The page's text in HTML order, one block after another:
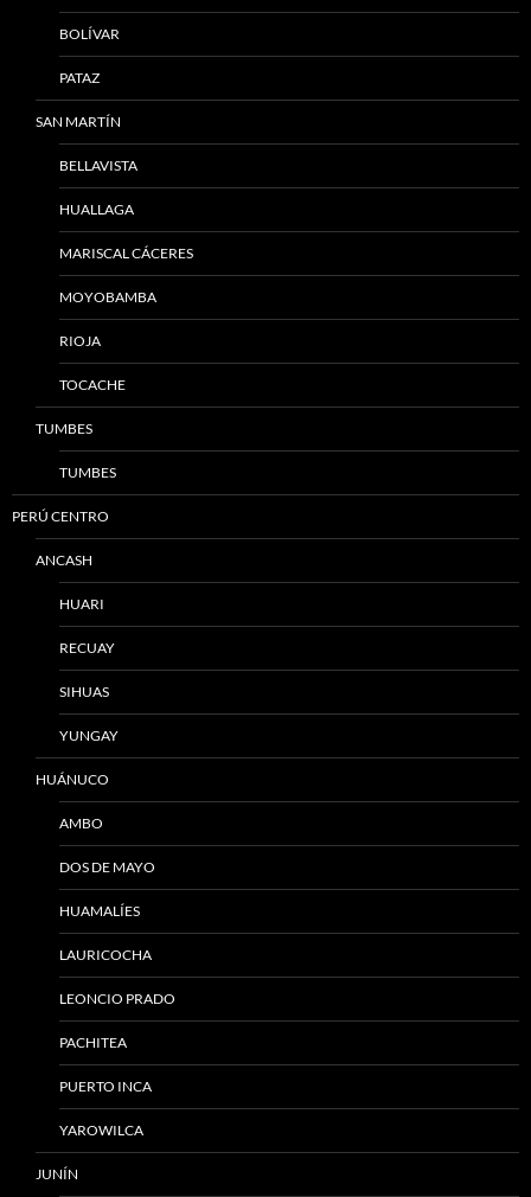
BOLÍVAR
PATAZ
SAN MARTÍN
BELLAVISTA
HUALLAGA
MARISCAL CÁCERES
MOYOBAMBA
RIOJA
TOCACHE
TUMBES
TUMBES
PERÚ CENTRO
ANCASH
HUARI
RECUAY
SIHUAS
YUNGAY
HUÁNUCO
AMBO
DOS DE MAYO
HUAMALÍES
LAURICOCHA
LEONCIO PRADO
PACHITEA
PUERTO INCA
YAROWILCA
JUNÍN